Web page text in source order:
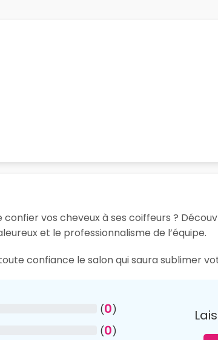
vos cheveux à ses coiffeurs ?
et le professionnalisme de l’équipe.
confiance le salon qui saura sublimer
(0)
(0)